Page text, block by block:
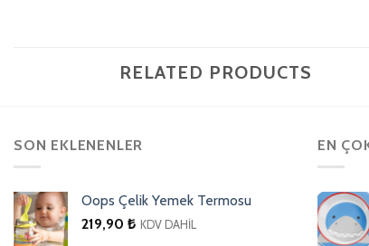
RELATED PRODUCTS
SON EKLENENLER
Oops Çelik Yemek Termosu
219,90 ₺ KDV DAHİL
EN